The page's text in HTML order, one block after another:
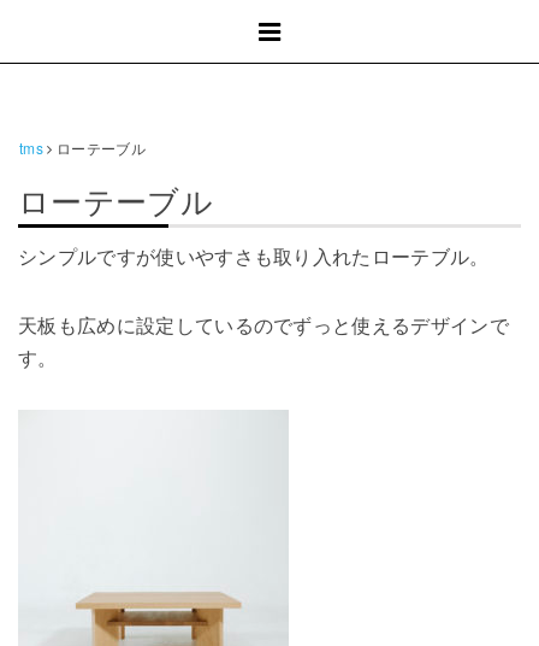
tms ローテーブル
ローテーブル
シンプルですが使いやすさも取り入れたローテブル。
天板も広めに設定しているのでずっと使えるデザインで
す。